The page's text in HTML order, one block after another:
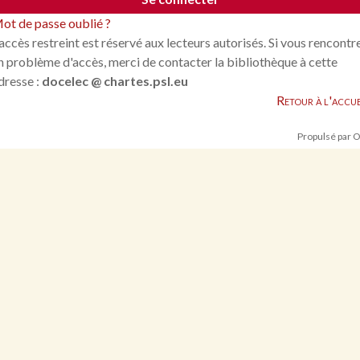
de passe oublié ?
restreint est réservé aux lecteurs autorisés. Si vous
problème d'accès, merci de contacter la bibliothèque à cette
: docelec @ chartes.psl.eu
Retour à
Propulsé par